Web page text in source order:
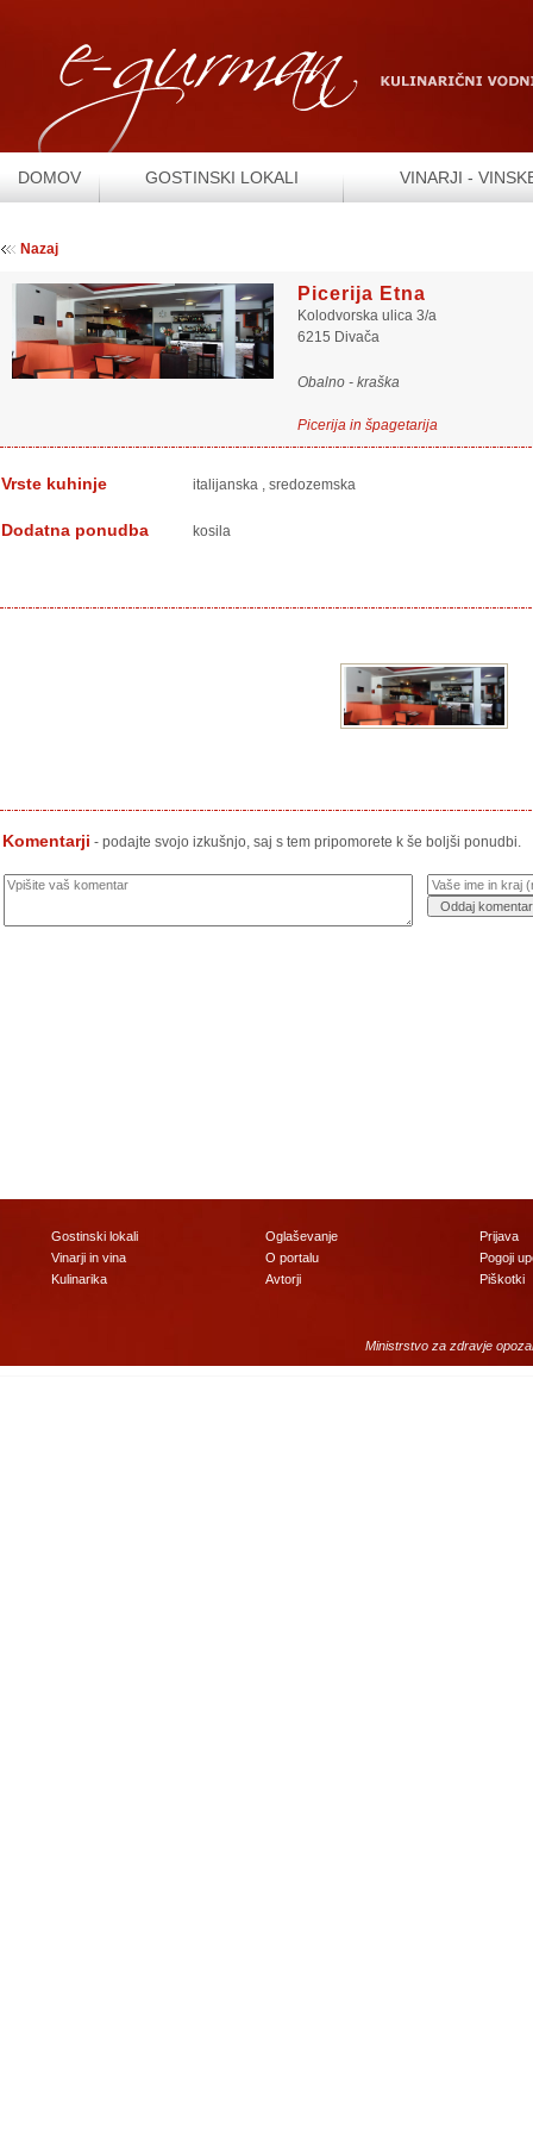
DOMOV GOSTINSKI LOKALI VINARJI -
Nazaj
Picerija Etna
Kolodvorska ulica 3/a
6215 Divača
Obalno - kraška
Picerija in špagetarija
Vrste kuhinje italijanska , sredozemska
Dodatna ponudba kosila
Komentarji - podajte svojo izkušnjo, saj s tem pripomorete k še boljši ponudbi.
Gostinski lokali
Vinarji in vina
Kulinarika
Oglaševanje
O portalu
Avtorji
Prijava
Pogoji
Piškotki
Ministrstvo za zdravje